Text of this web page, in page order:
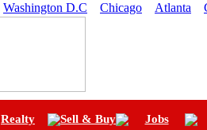
Washington D.C Chicago Atlanta
Realty Sell & Buy Jobs